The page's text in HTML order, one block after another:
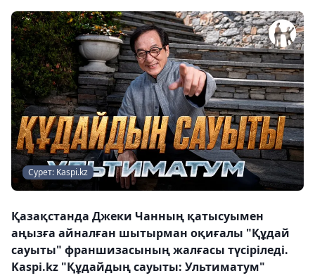
Сурет: Kaspi.kz
Қазақстанда Джеки Чанның қатысуымен
аңызға айналған шытырман оқиғалы "Құдай
сауыты" франшизасының жалғасы түсіріледі.
Kaspi.kz "Құдайдың сауыты: Ультиматум"